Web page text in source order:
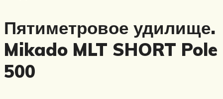
Пятиметровое удилище.
Mikado MLT SHORT Pole
500